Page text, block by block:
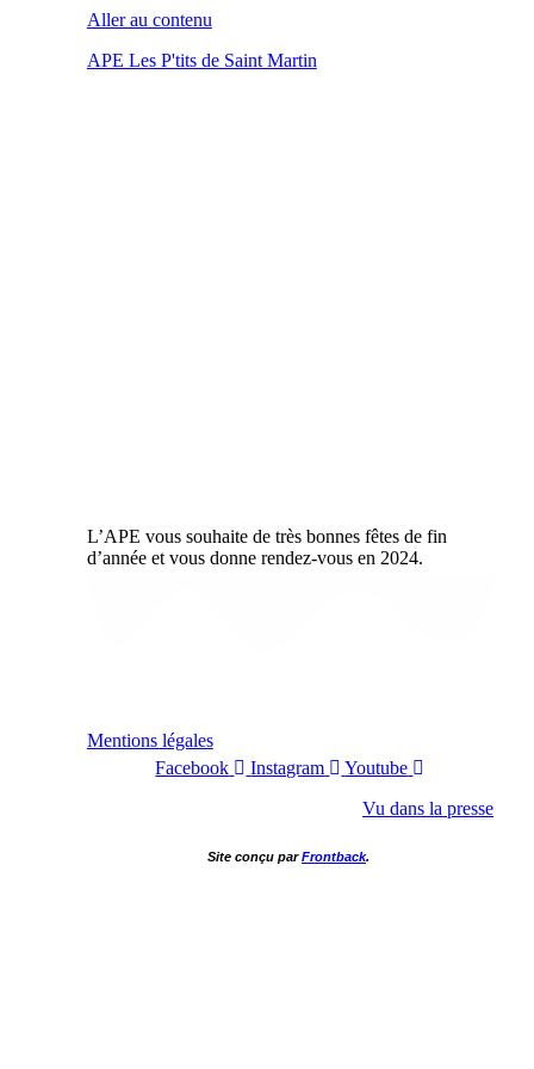
Aller au contenu
APE Les P'tits de Saint Martin
L’APE vous souhaite de très bonnes fêtes de fin
d’année et vous donne rendez-vous en 2024.
Mentions légales
Facebook
Instagram
Youtube
Vu dans la presse
Site conçu parFrontback.